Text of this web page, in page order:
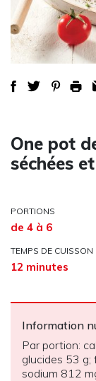
One pot
séchées
PORTIONS
de 4 à 6
TEMPS DE CUISSON
12 minutes
Information
Par portion:
glucides 53 g;
sodium 812